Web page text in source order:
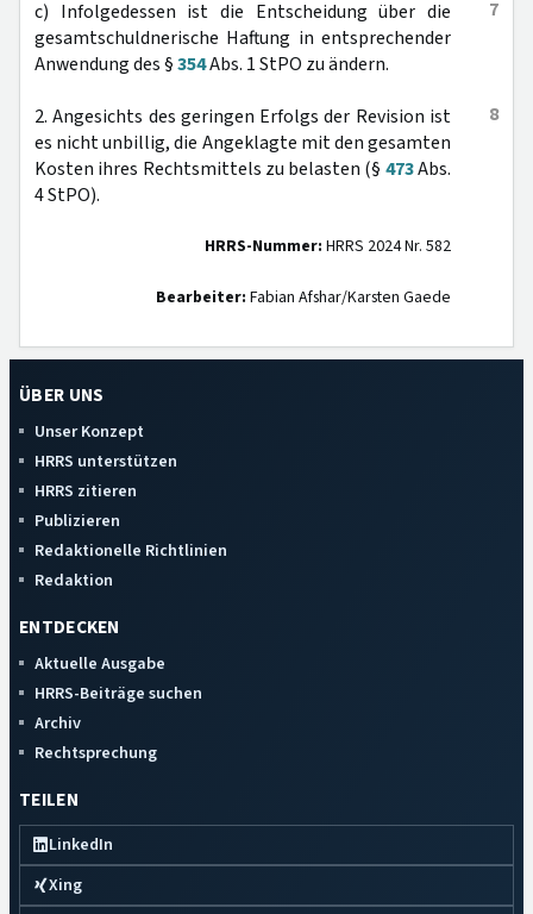
7
c) Infolgedessen ist die Entscheidung über die
gesamtschuldnerische Haftung in entsprechender
Anwendung des §354Abs. 1 StPO zu ändern.
8
2. Angesichts des geringen Erfolgs der Revision ist
es nicht unbillig, die Angeklagte mit den gesamten
Kosten ihres Rechtsmittels zu belasten (§ 473Abs.
4 StPO).
HRRS-Nummer: HRRS 2024 Nr. 582
Bearbeiter: Fabian Afshar/Karsten Gaede
ÜBER UNS
Unser Konzept
HRRS unterstützen
HRRS zitieren
Publizieren
Redaktionelle Richtlinien
Redaktion
ENTDECKEN
Aktuelle Ausgabe
HRRS-Beiträge suchen
Archiv
Rechtsprechung
TEILEN
LinkedIn
Xing